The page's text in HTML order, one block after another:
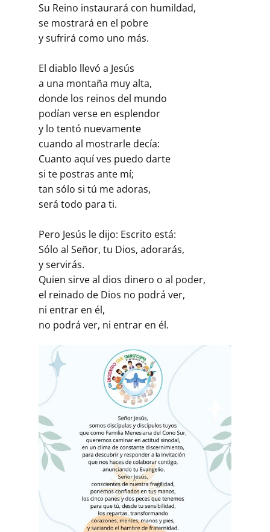
Su Reino instaurará con humildad,
se mostrará en el pobre
y sufrirá como uno más.
El diablo llevó a Jesús
a una montaña muy alta,
donde los reinos del mundo
podían verse en esplendor
y lo tentó nuevamente
cuando al mostrarle decía:
Cuanto aquí ves puedo darte
si te postras ante mí;
tan sólo si tú me adoras,
será todo para ti.
Pero Jesús le dijo: Escrito está:
Sólo al Señor, tu Dios, adorarás,
y servirás.
Quien sirve al dios dinero o al poder,
el reinado de Dios no podrá ver,
ni entrar en él,
no podrá ver, ni entrar en él.